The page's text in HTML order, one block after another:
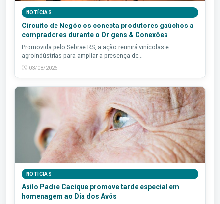
NOTÍCIAS
Circuito de Negócios conecta produtores gaúchos a
compradores durante o Origens & Conexões
Promovida pelo Sebrae RS, a ação reunirá vinícolas e
agroindústrias para ampliar a presença de...
03/08/2026
NOTÍCIAS
Asilo Padre Cacique promove tarde especial em
homenagem ao Dia dos Avós